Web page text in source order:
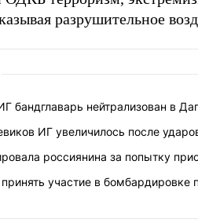
разрушительное
бандглаварь нейтрализован в
ИГ увеличилось после
россиянина за попытку
участие в бомбардировке